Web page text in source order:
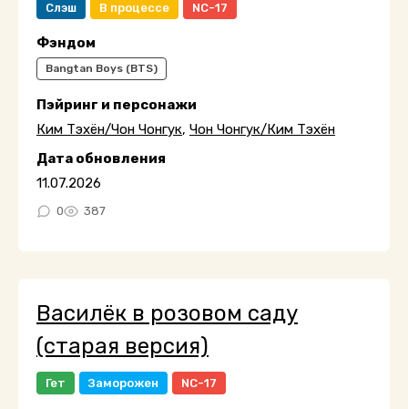
Слэш В процессе NC-17
Фэндом
Bangtan Boys (BTS)
Пэйринг и персонажи
Ким Тэхён/Чон Чонгук, Чон Чонгук/Ким Тэхён
Дата обновления
11.07.2026
0 387
Василёк в розовом саду
(старая версия)
Гет Заморожен NC-17